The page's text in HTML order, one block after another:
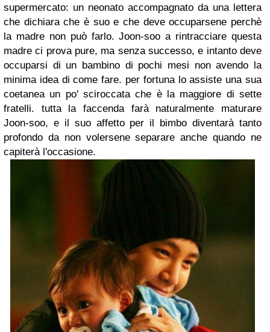
supermercato: un neonato accompagnato da una lettera
che dichiara che è suo e che deve occuparsene perchè
la madre non può farlo. Joon-soo a rintracciare questa
madre ci prova pure, ma senza successo, e intanto deve
occuparsi di un bambino di pochi mesi non avendo la
minima idea di come fare. per fortuna lo assiste una sua
coetanea un po' sciroccata che è la maggiore di sette
fratelli. tutta la faccenda farà naturalmente maturare
Joon-soo, e il suo affetto per il bimbo diventarà tanto
profondo da non volersene separare anche quando ne
capiterà l'occasione.